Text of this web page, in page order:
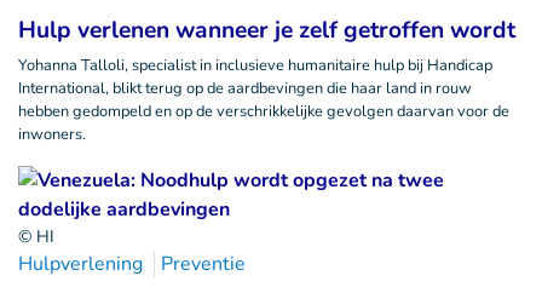
Hulp verlenen wanneer je zelf getroffen wordt
Yohanna Talloli, specialist in inclusieve humanitaire hulp bij Handicap
International, blikt terug op de aardbevingen die haar land in rouw
hebben gedompeld en op de verschrikkelijke gevolgen daarvan voor de
inwoners.
© HI
Hulpverlening Preventie